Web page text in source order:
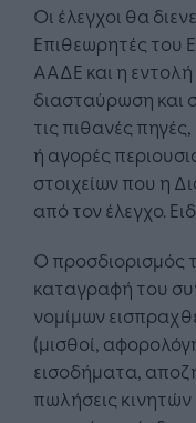
Οι έλεγχοι θα
Επιθεωρητές του
ΑΑΔΕ και η εντολή
διασταύρωση και
τις πιθανές
ή αγορές
στοιχείων που η
από τον έλεγχο.
Ο προσδιορισμός
καταγραφή του
νομίμων
(μισθοί,
εισοδήματα,
πωλήσεις